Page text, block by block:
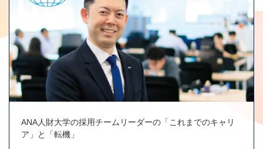
ANA人財大学の採用チームリーダーの「これまでのキャリ
ア」と「転機」